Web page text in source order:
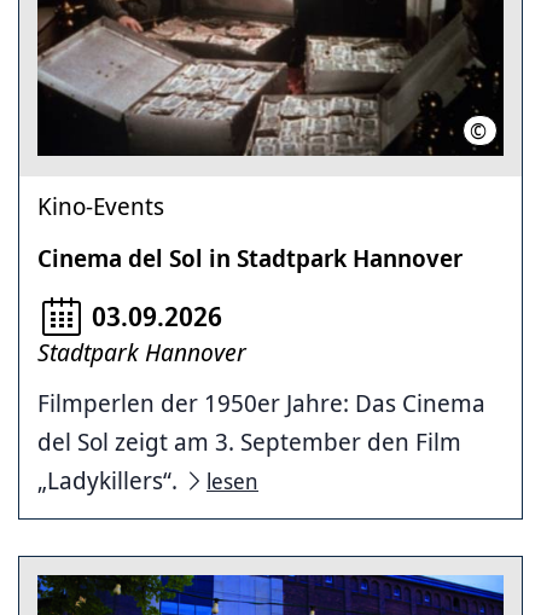
©
Kino-Events
Cinema del Sol in Stadtpark Hannover
03.09.2026
Stadtpark Hannover
Filmperlen der 1950er Jahre: Das Cinema
del Sol zeigt am 3. September den Film
„Ladykillers“.
lesen